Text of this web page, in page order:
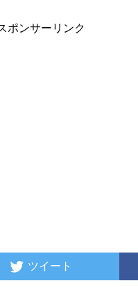
ポンサーリンク
ツイート